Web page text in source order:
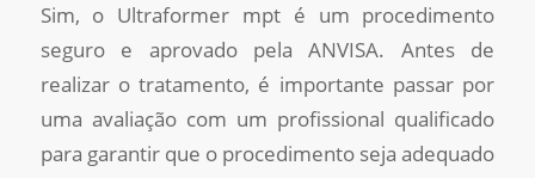
Sim, o Ultraformer mpt é um procedimento
seguro e aprovado pela ANVISA. Antes de
realizar o tratamento, é importante passar por
uma avaliação com um profissional qualificado
para garantir que o procedimento seja adequado